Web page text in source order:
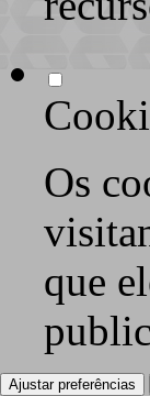
Os
que
Ajustar preferências